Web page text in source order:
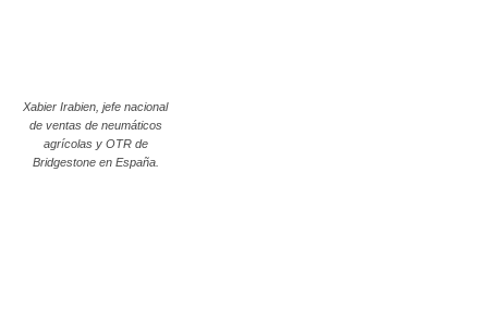
Xabier Irabien, jefe nacional
de ventas de neumáticos
agrícolas y OTR de
Bridgestone en España.